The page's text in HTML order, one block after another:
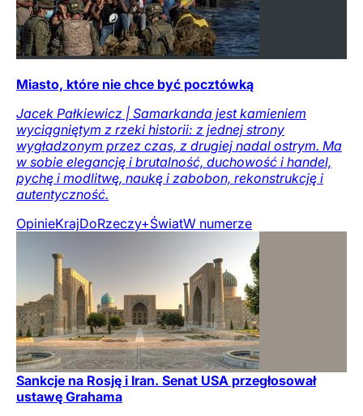
Miasto, które nie chce być pocztówką
Jacek Pałkiewicz | Samarkanda jest kamieniem
wyciągniętym z rzeki historii: z jednej strony
wygładzonym przez czas, z drugiej nadal ostrym. Ma
w sobie elegancję i brutalność, duchowość i handel,
pychę i modlitwę, naukę i zabobon, rekonstrukcję i
autentyczność.
OpinieKrajDoRzeczy+ŚwiatW numerze
Sankcje na Rosję i Iran. Senat USA przegłosował
ustawę Grahama